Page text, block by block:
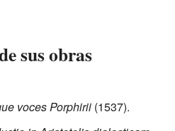
sus obras
voces Porphirii (1537).